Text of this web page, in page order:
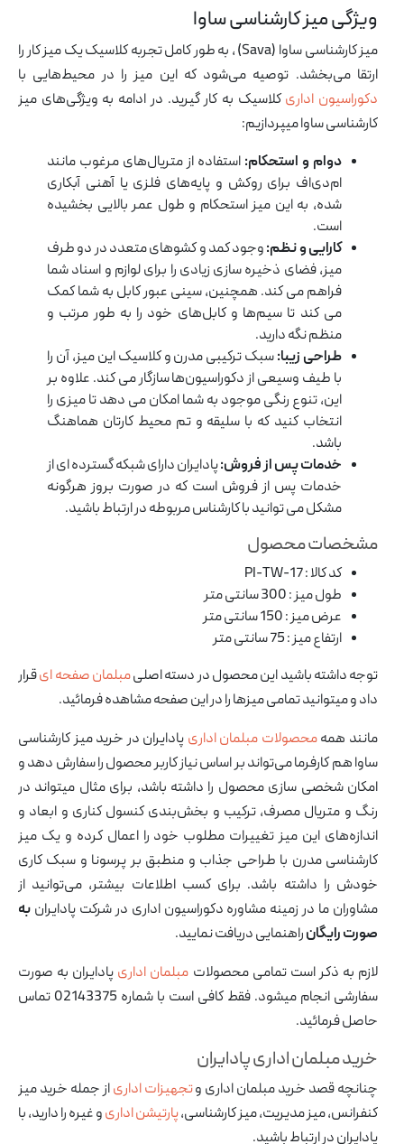
آرشیو مقالات
پروژه ها
ویژگی میز کارشناسی ساوا
میز کارشناسی ساوا (Sava) ، به طور کامل تجربه کلاسیک یک میز کار را
ارتقا می‌بخشد. توصیه می‌شود که این میز را در محیط‌هایی با
دکوراسیون اداریکلاسیک به کار گیرید. در ادامه به ویژگی‌های میز
کارشناسی ساوا میپردازیم:
دوام و استحکام: استفاده از متریال‌های مرغوب مانند
ام‌دی‌اف برای روکش و پایه‌های فلزی یا آهنی آبکاری
شده، به این میز استحکام و طول عمر بالایی بخشیده
است.
کارایی و نظم:وجود کمد و کشوهای متعدد در دو طرف
میز، فضای ذخیره سازی زیادی را برای لوازم و اسناد شما
فراهم می کند. همچنین، سینی عبور کابل به شما کمک
می کند تا سیم‌ها و کابل‌های خود را به طور مرتب و
منظم نگه دارید.
طراحی زیبا:سبک ترکیبی مدرن و کلاسیک این میز، آن را
با طیف وسیعی از دکوراسیون‌ها سازگار می کند. علاوه بر
این، تنوع رنگی موجود به شما امکان می دهد تا میزی را
انتخاب کنید که با سلیقه و تم محیط کارتان هماهنگ
باشد.
خدمات پس از فروش:پادایران دارای شبکه گسترده ای از
خدمات پس از فروش است که در صورت بروز هرگونه
مشکل می توانید با کارشناس مربوطه در ارتباط باشید.
مشخصات محصول
کد کالا : PI-TW-17
طول میز : 300 سانتی متر
عرض میز : 150 سانتی متر
ارتفاع میز : 75 سانتی متر
توجه داشته باشید این محصول در دسته اصلیمبلمان صفحه ایقرار
داد و میتوانید تمامی میزها را در این صفحه مشاهده فرمائید.
مانند همهمحصولات مبلمان اداری پادایران در خرید میز کارشناسی
ساوا هم کارفرما می‌تواند بر اساس نیاز کاربر محصول را سفارش دهد و
امکان شخصی سازی محصول را داشته باشد، برای مثال میتواند در
رنگ و متریال مصرف، ترکیب و بخش‌بندی کنسول کناری و ابعاد و
اندازه‌های این میز تغییرات مطلوب خود را اعمال کرده و یک میز
کارشناسی مدرن با طراحی جذاب و منطبق بر پرسونا و سبک کاری
خودش را داشته باشد. برای کسب اطلاعات بیشتر، می‌توانید از
مشاوران ما در زمینه مشاوره دکوراسیون اداری در شرکت پادایران به
صورت رایگانراهنمایی دریافت نمایید.
لازم به ذکر است تمامی محصولات مبلمان اداری پادایران به صورت
سفارشی انجام میشود. فقط کافی است با شماره 02143375 تماس
حاصل فرمائید.
خرید مبلمان اداری پادایران
چنانچه قصد خرید مبلمان اداری وتجهیزات اداریاز جمله خرید میز
کنفرانس، میز مدیریت، میز کارشناسی،پارتیشن اداریو غیره را دارید، با
پادایران در ارتباط باشید.